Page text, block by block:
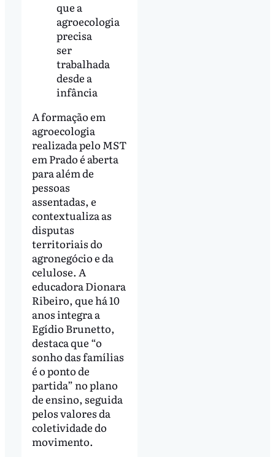
que a
agroecologia
precisa
ser
trabalhada
desde a
infância
A formação em
agroecologia
realizada pelo MST
em Prado é aberta
para além de
pessoas
assentadas, e
contextualiza as
disputas
territoriais do
agronegócio e da
celulose. A
educadora Dionara
Ribeiro, que há 10
anos integra a
Egídio Brunetto,
destaca que “o
sonho das famílias
é o ponto de
partida” no plano
de ensino, seguida
pelos valores da
coletividade do
movimento.